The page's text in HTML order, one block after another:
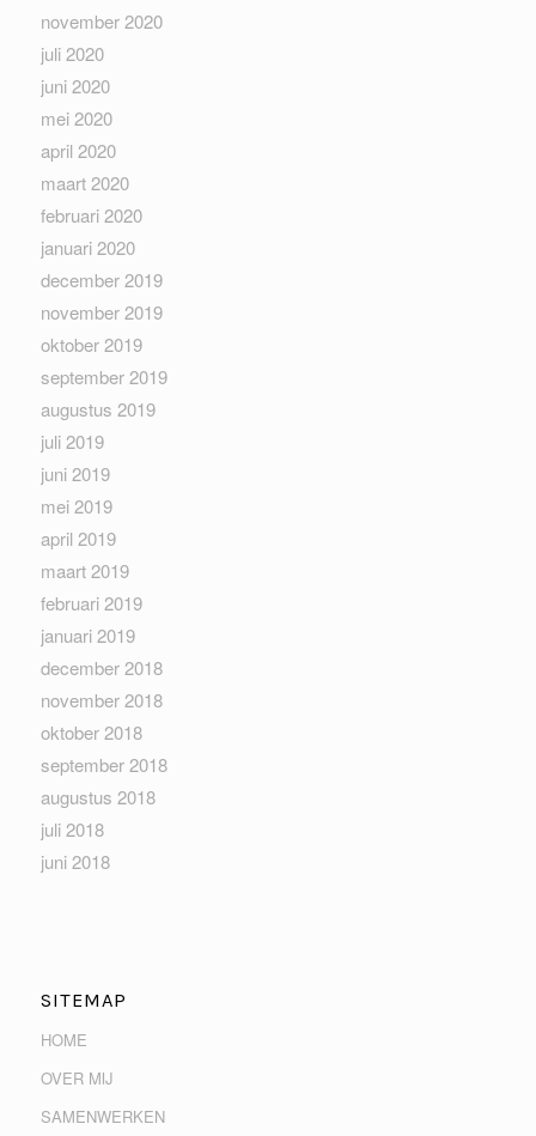
november 2020
juli 2020
juni 2020
mei 2020
april 2020
maart 2020
februari 2020
januari 2020
december 2019
november 2019
oktober 2019
september 2019
augustus 2019
juli 2019
juni 2019
mei 2019
april 2019
maart 2019
februari 2019
januari 2019
december 2018
november 2018
oktober 2018
september 2018
augustus 2018
juli 2018
juni 2018
SITEMAP
HOME
OVER MIJ
SAMENWERKEN